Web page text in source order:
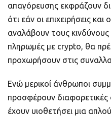
απαγόρευσης εκφράζουν
ότι εάν οι επιχειρήσεις
αναλάβουν τους κινδύνους
πληρωμές με crypto, θα
προχωρήσουν στις
Ενώ μερικοί άνθρωποι
προσφέρουν διαφορετικές
έχουν υιοθετήσει μια